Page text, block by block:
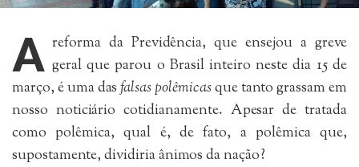
A reforma da Previdência, que ensejou a greve
geral que parou o Brasil inteiro neste dia 15 de
março, é uma dasfalsas polêmicasque tanto grassam em
nosso noticiário cotidianamente. Apesar de tratada
como polêmica, qual é, de fato, a polêmica que,
supostamente, dividiria ânimos da nação?